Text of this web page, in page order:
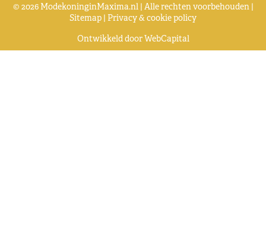
© 2026 ModekoninginMaxima.nl | Alle rechten voorbehouden |
Sitemap | Privacy & cookie policy
Ontwikkeld doorWebCapital